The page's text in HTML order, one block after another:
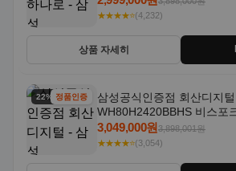
★★★★⭐(4,232)
상품 자세히
22% 할인정품인증
삼성공식인증점 회산디지
WH80H2420BBHS 비스포
24kg+20kg 세제자동투입 1
3,049,000원3,898,001원
★★★★⭐(3,054)